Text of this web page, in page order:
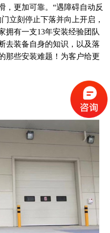
，更加可靠。“遇障碍自动反
立刻停止下落并向上开启，
拥有一支13年安装经验团队
去装备自身的知识，以及落
那些安装难题！为客户给更